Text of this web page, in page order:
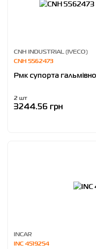
CNH INDUSTRIAL (IVECO)
CNH 5562473
Рмк супорта
2 шт
3244.56 грн
INCAR
INC 4519254